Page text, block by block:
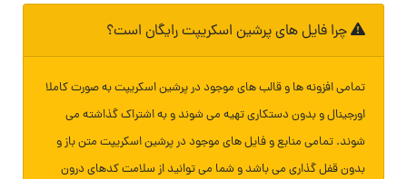
چرا فایل های پرشین اسکریپت رایگان است؟
تمامی افزونه ها و قالب های موجود در پرشین اسکریپت به صورت کاملا
اورجینال و بدون دستکاری تهیه می شوند و به اشتراک گذاشته می
شوند. تمامی منابع و فایل های موجود در پرشین اسکریپت متن باز و
بدون قفل گذاری می باشد و شما می توانید از سلامت کدهای درون